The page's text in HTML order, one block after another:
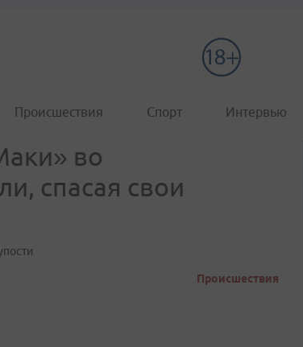
Происшествия Спорт Интервью
во
спасая свои
Происшествия